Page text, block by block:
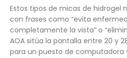
Estos tipos de micas de hidrogel
con frases como “evita
completamente la vista” o
AOA sitúa la pantalla entre 20 y
para un puesto de